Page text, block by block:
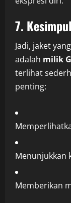
7.
Jadi, jaket
adalah milik
terlihat
penting:
Menunjukkan
Memberikan